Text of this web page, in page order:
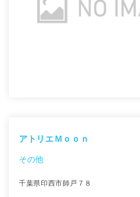
アトリエＭｏｏｎ
その他
千葉県印西市師戸７８